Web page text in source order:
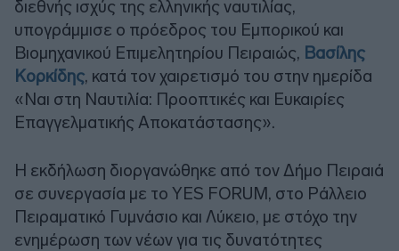
διεθνής ισχύς της ελληνικής ναυτιλίας,
υπογράμμισε ο πρόεδρος του Εμπορικού και
Βιομηχανικού Επιμελητηρίου Πειραιώς, Βασίλης
Κορκίδης, κατά τον χαιρετισμό του στην ημερίδα
«Ναι στη Ναυτιλία: Προοπτικές και Ευκαιρίες
Επαγγελματικής Αποκατάστασης».
Η εκδήλωση διοργανώθηκε από τον Δήμο Πειραιά
σε συνεργασία με το YES FORUM, στο Ράλλειο
Πειραματικό Γυμνάσιο και Λύκειο, με στόχο την
ενημέρωση των νέων για τις δυνατότητες